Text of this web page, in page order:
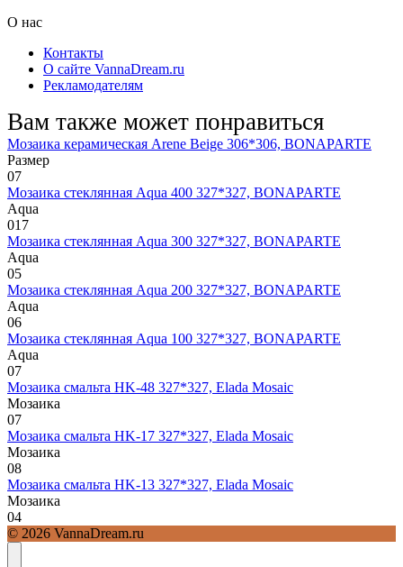
О нас
Контакты
О сайте VannaDream.ru
Рекламодателям
Вам также может понравиться
Мозаика керамическая Arene Beige 306*306, BONAPARTE
Размер
07
Мозаика стеклянная Aqua 400 327*327, BONAPARTE
Aqua
017
Мозаика стеклянная Aqua 300 327*327, BONAPARTE
Aqua
05
Мозаика стеклянная Aqua 200 327*327, BONAPARTE
Aqua
06
Мозаика стеклянная Aqua 100 327*327, BONAPARTE
Aqua
07
Мозаика смальта HK-48 327*327, Elada Mosaic
Мозаика
07
Мозаика смальта HK-17 327*327, Elada Mosaic
Мозаика
08
Мозаика смальта HK-13 327*327, Elada Mosaic
Мозаика
04
© 2026 VannaDream.ru